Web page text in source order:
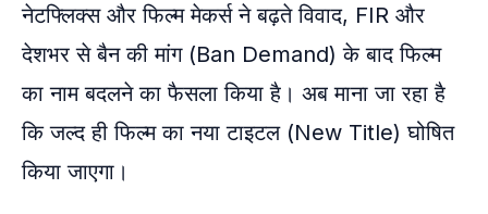
नेटफ्लिक्स और फिल्म मेकर्स ने बढ़ते विवाद, FIR और
देशभर से बैन की मांग (Ban Demand) के बाद फिल्म
का नाम बदलने का फैसला किया है। अब माना जा रहा है
कि जल्द ही फिल्म का नया टाइटल (New Title) घोषित
किया जाएगा।